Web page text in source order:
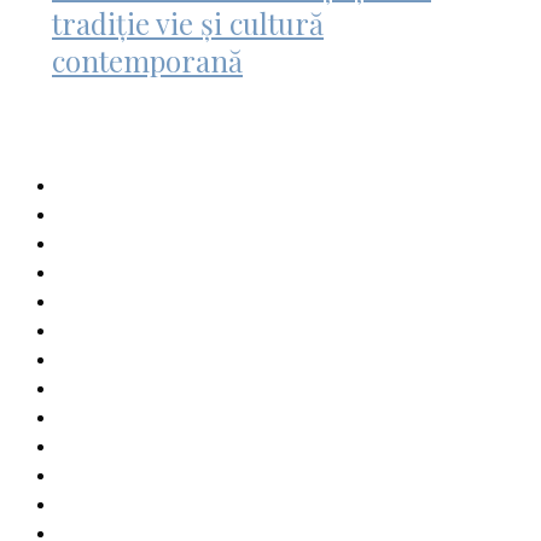
tradiție vie și cultură
contemporană